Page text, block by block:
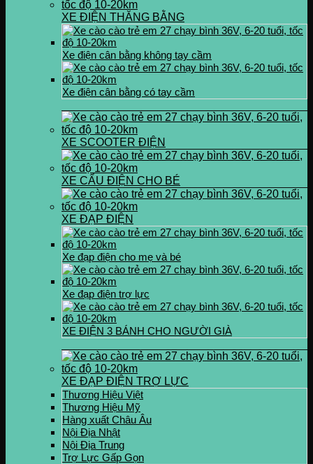
XE ĐIỆN THĂNG BẰNG
Xe điện cân bằng không tay cầm
Xe điện cân bằng có tay cầm
XE SCOOTER ĐIỆN
XE CẨU ĐIỆN CHO BÉ
XE ĐẠP ĐIỆN
Xe đạp điện cho mẹ và bé
Xe đạp điện trợ lực
XE ĐIỆN 3 BÁNH CHO NGƯỜI GIÀ
XE ĐẠP ĐIỆN TRỢ LỰC
Thương Hiệu Việt
Thương Hiệu Mỹ
Hàng xuất Châu Âu
Nội Địa Nhật
Nội Địa Trung
Trợ Lực Gấp Gọn